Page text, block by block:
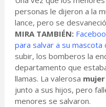
personas le dijeron a la
lance, pero se
MIRA TAMBIÉN:
para salvar a su mascota
subir, los bomberos la
departamento que
llamas. La valerosa mujer
junto a sus hijos, pero
menores se salvaron.